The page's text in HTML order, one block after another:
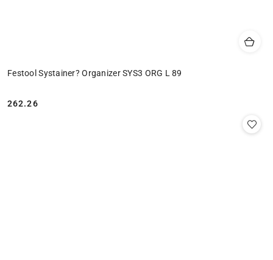
Festool Systainer? Organizer SYS3 ORG L 89
Cena:
262.26